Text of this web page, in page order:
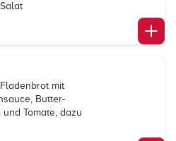
mit
Butter-
Tomate, dazu